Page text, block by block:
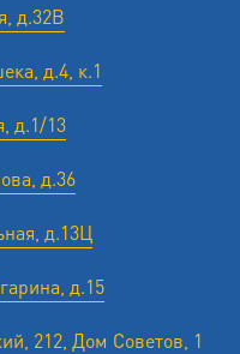
д.32В
д.4, к.1
д.1/13
д.36
д.13Ц
д.15
212, Дом Советов, 1